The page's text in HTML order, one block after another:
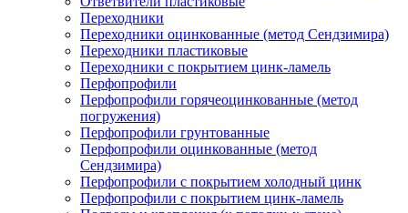
Переходники
Переходники оцинкованные (метод Сендзимира)
Переходники пластиковые
Переходники с покрытием цинк-ламель
Перфопрофили
Перфопрофили горячеоцинкованные (метод
погружения)
Перфопрофили грунтованные
Перфопрофили оцинкованные (метод
Сендзимира)
Перфопрофили с покрытием холодный цинк
Перфопрофили с покрытием цинк-ламель